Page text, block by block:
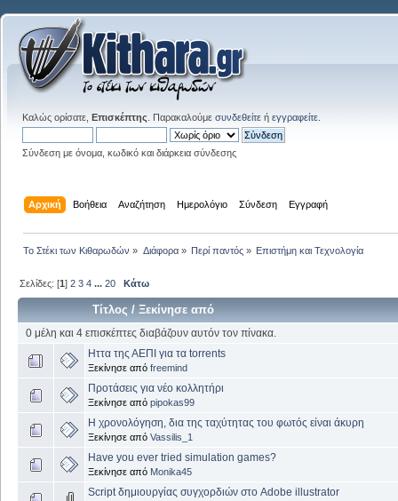
Καλώς ορίσατε, Επισκέπτης . Παρακαλούμε συνδεθείτε ή εγγραφείτε
Σύνδεση με όνομα, κωδικό και διάρκεια σύνδεσης
Αρχική Βοήθεια Αναζήτηση Ημερολόγιο Σύνδεση Εγγραφή
Το Στέκι των Κιθαρωδών » Διάφορα» Περί παντός» Επιστήμη και Τεχνολογία
Σελίδες: [1]2 3 4 ...20 Κάτω
Τίτλος /Ξεκίνησε από
0 μέλη και 4 επισκέπτες διαβάζουν αυτόν τον πίνακα.
Ηττα της ΑΕΠΙ για τα torrents
Ξεκίνησε από freemind
Προτάσεις για νέο κολλητήρι
Ξεκίνησε από pipokas99
Η χρονολόγηση, δια της ταχύτητας του φωτός είναι άκυρη
Ξεκίνησε από Vassilis_1
Have you ever tried simulation games?
Ξεκίνησε από Monika45
Script δημιουργίας συγχορδιών στο Adobe illustrator